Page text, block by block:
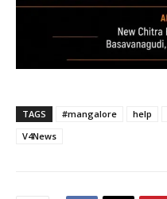
TAGS #mangalore help
V4News